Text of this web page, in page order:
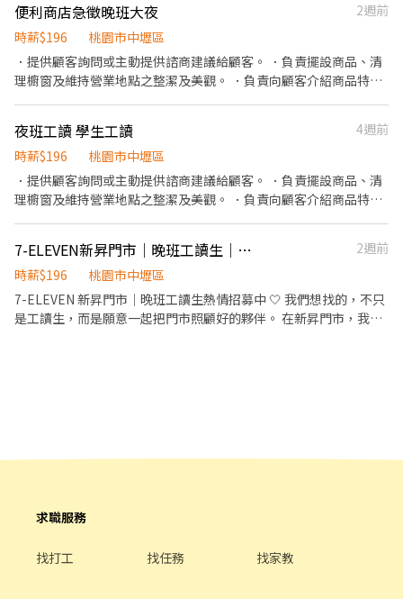
桃園市桃園區桃鶯路230-1號 桃園同安 - 智取店：桃園市桃園區同
安街336巷77號 桃園大仁 - 智取店：桃園市桃園區大仁路26號 桃園
宏昌店：桃園市桃園區宏昌五街26號 桃園永安店：桃園市桃園區永
安路290號 桃園寶慶 - 智取店：桃園市桃園區寶慶路296號 桃園民有
店：桃園市桃園區民有三街425號 桃園中埔店：桃園市桃園區中埔
一街105號 桃園莊敬店：桃園市桃園區莊敬路一段320號 桃園國強
店：桃園市桃園區國強一街420號 桃園春日 - 智取店：桃園市桃園
區春日路1171號 桃園自強 - 智取店：桃園市桃園區自強路6號 桃園
安東 - 智取店：桃園市桃園區安東街13號 桃園正康 - 智取店：桃園
市桃園區正康一街216號 龜山區 龜山萬壽三 - 智取店：桃園市龜山
區萬壽路一段231號 龜山光峯店：桃園市龜山區光峯路192號 龜山
山鶯 - 智取店：桃園市龜山區山鶯路135號 龜山文化二店：桃園市
龜山區文化七路61號 龜山復興店：桃園市龜山區復興二路76號 龜山
文化店：桃園市龜山區文化二路34巷14弄21號 龜山長慶 - 智取店：
桃園市龜山區長慶三街40號 龜山文學店：桃園市龜山區文學路228
號 蘆竹區 蘆竹上竹 - 智取店：桃園市蘆竹區大竹路488號 蘆竹洛陽
- 智取店：桃園市蘆竹區中正路203號 蘆竹大竹店：桃園市蘆竹區大
號 大園崁腳 - 智取店：桃園市大園區和平西路108號 大園新生 - 智
取店：桃園市大園區新生路145號 大園菓林店：桃園市大園區菓林
園市大園區大豐二街70號 中壢區 中壢央大 - 智取店：桃園市中壢區
便利商店急徵晚班大夜
2週前
時薪$196
桃園市中壢區
．提供顧客詢問或主動提供諮商建議給顧客。 ．負責擺設商品、清
理櫥窗及維持營業地點之整潔及美觀。 ．負責向顧客介紹商品特
束營業前，統計銷售情形、盤點貨品存量及撰寫當日業務報表。
夜班工讀 學生工讀
4週前
時薪$196
桃園市中壢區
．提供顧客詢問或主動提供諮商建議給顧客。 ．負責擺設商品、清
理櫥窗及維持營業地點之整潔及美觀。 ．負責向顧客介紹商品特
7-ELEVEN新昇門市｜晚班工讀生｜無經驗可｜長期佳
2週前
時薪$196
桃園市中壢區
7-ELEVEN 新昇門市｜晚班工讀生熱情招募中 🤍 我們想找的，不只
是工讀生，而是願意一起把門市照顧好的夥伴。 在新昇門市，我們
工讀生（工作時間可面談） 薪資待遇： • 時薪依勞基法規定 • 依
法投保 • 加班費依勞基法規定計算 （時薪依勞基法沒有錯，但是會
貨、排面整理 • 咖啡與飲品製作 • 維持門市及工作區整潔 • 協助
求職服務
找打工 找任務 找家教